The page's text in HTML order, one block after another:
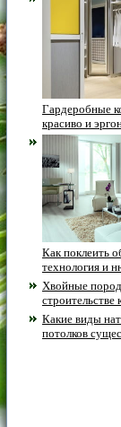
Гардеробные
красиво и
Как поклеить
технология и
Хвойные
строительстве
Какие виды
потолков